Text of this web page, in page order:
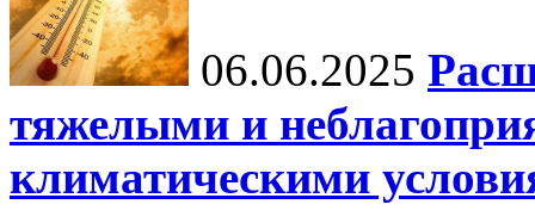
06.06.2025
тяжелыми и
климатическими